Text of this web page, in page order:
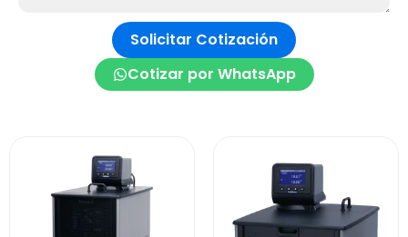
Solicitar Cotización
Cotizar por WhatsApp